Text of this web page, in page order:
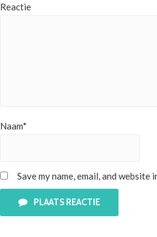
Reactie
Naam*
Save my name, email, and
PLAATS REACTIE